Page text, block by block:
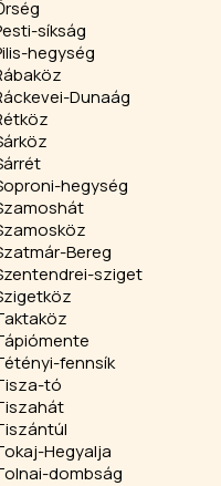
síkság
hegység
Dunaág
hegység
Bereg
sziget
fennsík
tó
Hegyalja
dombság